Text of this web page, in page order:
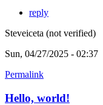
reply
Steveiceta (not verified)
Sun, 04/27/2025 - 02:37
Permalink
Hello, world!